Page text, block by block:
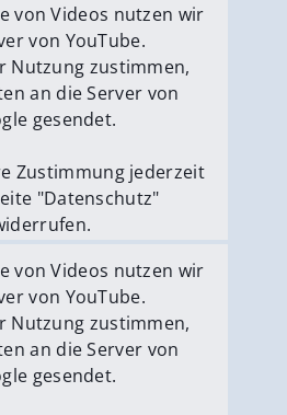
erlauben
von Videos nutzen wir
von YouTube.
Nutzung zustimmen,
an die Server von
gesendet.
Zustimmung jederzeit
"Datenschutz"
erlauben
von Videos nutzen wir
von YouTube.
Nutzung zustimmen,
an die Server von
gesendet.